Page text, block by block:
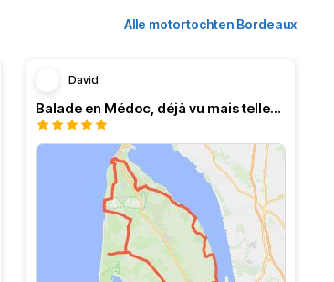
Alle motortochten Bordeaux
David
Balade en Médoc, déjà vu mais tellement agréable